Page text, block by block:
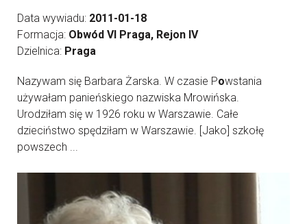
Data wywiadu: 2011-01-18
Formacja: Obwód VI Praga, Rejon IV
Dzielnica: Praga
Nazywam się Barbara Żarska. W czasie Powstania
używałam panieńskiego nazwiska Mrowińska.
Urodziłam się w 1926 roku w Warszawie. Całe
dzieciństwo spędziłam w Warszawie. [Jako] szkołę
powszech ...